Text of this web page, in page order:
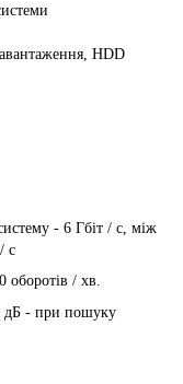
HDD
- 6 Гбіт / с, між
с
/ хв.
дБ - при пошуку